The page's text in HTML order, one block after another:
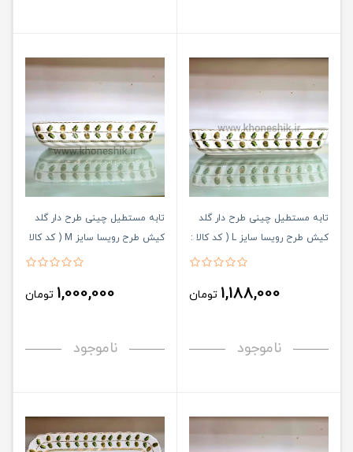
تابه مستطیل چینی طرح دار گلد
کیش طرح رویسا سایز L ( کد کالا :
1,188,000 تومان
ناموجود
تابه مستطیل چینی طرح دار گلد
کیش طرح رویسا سایز M ( کد کالا
1,000,000 تومان
ناموجود